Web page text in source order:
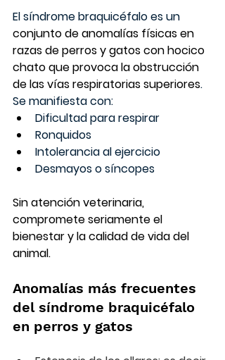
El síndrome braquicéfalo es un
conjunto de anomalías físicas en
razas de perros y gatos con hocico
chato que provoca la obstrucción
de las vías respiratorias superiores.
Se manifiesta con:
Dificultad para respirar
Ronquidos
Intolerancia al ejercicio
Desmayos o síncopes
Sin atención veterinaria,
compromete seriamente el
bienestar y la calidad de vida del
animal.
Anomalías más frecuentes
del síndrome braquicéfalo
en perros y gatos